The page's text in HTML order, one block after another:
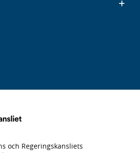
och Regeringskansliets